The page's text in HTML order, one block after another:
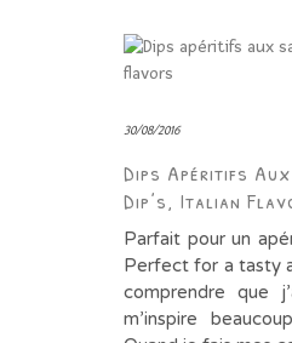
30/08/2016
Dips Apéritifs
Dip’s, Italian
Parfait pour un
Perfect for a tasty
comprendre que
m’inspire